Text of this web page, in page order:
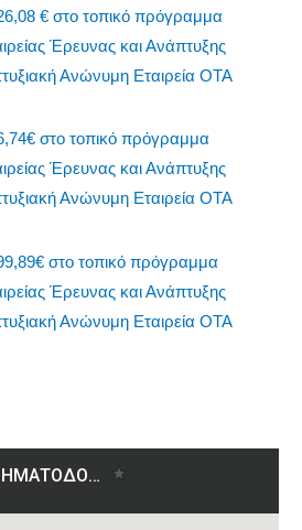
€ στο τοπικό πρόγραμμα
Έρευνας και Ανάπτυξης
Ανώνυμη Εταιρεία ΟΤΑ
στο τοπικό πρόγραμμα
Έρευνας και Ανάπτυξης
Ανώνυμη Εταιρεία ΟΤΑ
στο τοπικό πρόγραμμα
Έρευνας και Ανάπτυξης
Ανώνυμη Εταιρεία ΟΤΑ